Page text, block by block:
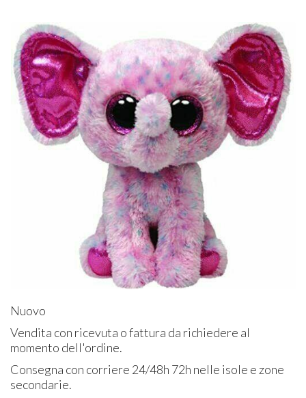
Nuovo
Vendita con ricevuta o fattura da richiedere al
momento dell'ordine.
Consegna con corriere 24/48h 72h nelle isole e zone
secondarie.